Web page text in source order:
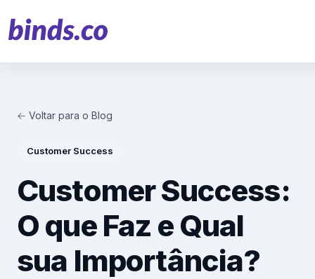
Financeiro
Varejo
Saúde
← Voltar para o Blog
Customer Success
Customer Success:
O que Faz e Qual
sua Importância?